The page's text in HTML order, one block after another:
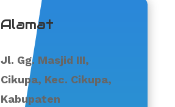
Alamat
Jl. Gg. Masjid III,
Cikupa, Kec. Cikupa,
Kabupaten